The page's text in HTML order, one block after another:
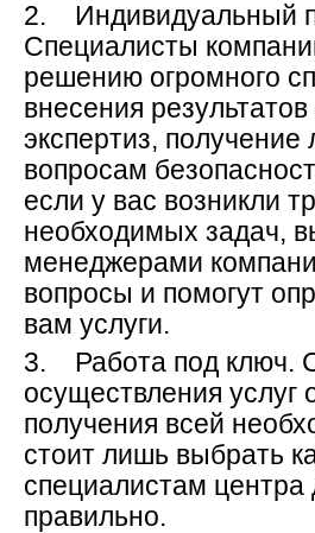
2. Индивидуальный
Специалисты
решению огромного
внесения
экспертиз,
вопросам
если у вас возникли
необходимых задач,
менеджерами
вопросы и помогут
вам услуги.
3. Работа под ключ.
осуществления услуг
получения всей
стоит лишь выбрать
специалистам центра
правильно.